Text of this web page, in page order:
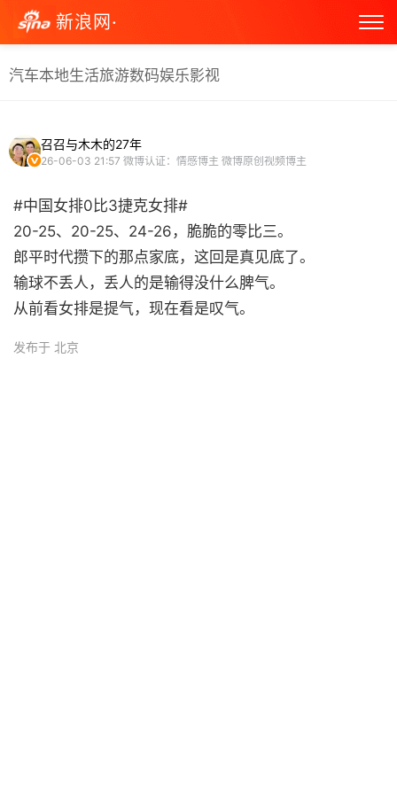
新浪网·
汽车本地生活旅游数码娱乐影视
召召与木木的27年
26-06-03 21:57 微博认证：情感博主 微博原创视频博主
#中国女排0比3捷克女排#
20-25、20-25、24-26，脆脆的零比三。
郎平时代攒下的那点家底，这回是真见底了。
输球不丢人，丢人的是输得没什么脾气。
从前看女排是提气，现在看是叹气。 ​
发布于 北京